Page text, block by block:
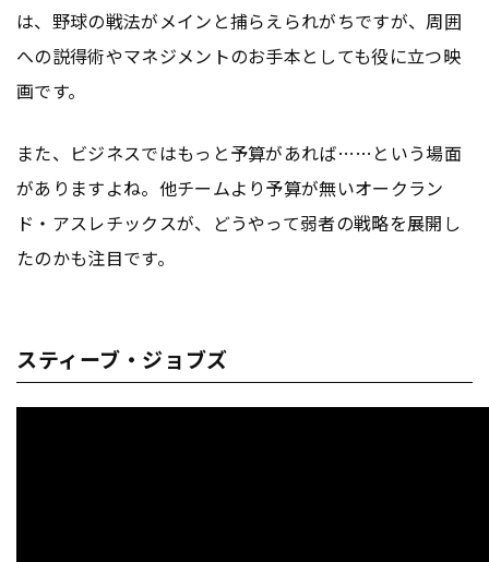
は、野球の戦法がメインと捕らえられがちですが、周囲
への説得術やマネジメントのお手本としても役に立つ映
画です。
また、ビジネスではもっと予算があれば……という場面
がありますよね。他チームより予算が無いオークラン
ド・アスレチックスが、どうやって弱者の戦略を展開し
たのかも注目です。
スティーブ・ジョブズ